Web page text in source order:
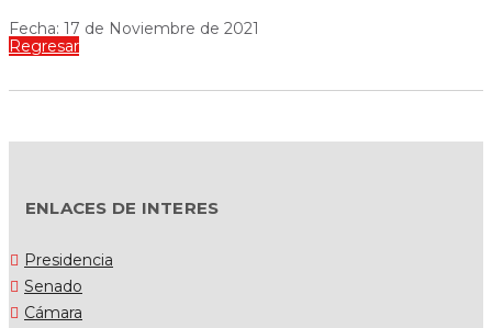
Fecha: 17 de Noviembre de 2021
Regresar
ENLACES DE INTERES
Presidencia
Senado
Cámara